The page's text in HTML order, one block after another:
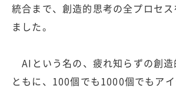
統合まで、創造的思考の全プロセ
ました。
AIという名の、疲れ知らずの創造
ともに、100個でも1000個でもアイ